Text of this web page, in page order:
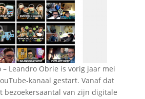
– Leandro Obrie is vorig jaar mei
kanaal gestart. Vanaf dat
bezoekersaantal van zijn digitale